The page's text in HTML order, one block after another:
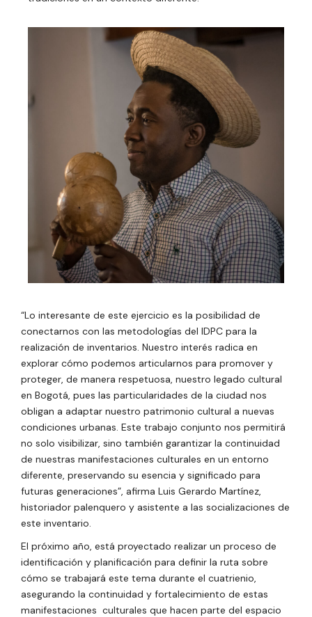
“Lo interesante de este ejercicio es la posibilidad de
conectarnos con las metodologías del IDPC para la
realización de inventarios. Nuestro interés radica en
explorar cómo podemos articularnos para promover y
proteger, de manera respetuosa, nuestro legado cultural
en Bogotá, pues las particularidades de la ciudad nos
obligan a adaptar nuestro patrimonio cultural a nuevas
condiciones urbanas. Este trabajo conjunto nos permitirá
no solo visibilizar, sino también garantizar la continuidad
de nuestras manifestaciones culturales en un entorno
diferente, preservando su esencia y significado para
futuras generaciones”, afirma Luis Gerardo Martínez,
historiador palenquero y asistente a las socializaciones de
este inventario.
El próximo año, está proyectado realizar un proceso de
identificación y planificación para definir la ruta sobre
cómo se trabajará este tema durante el cuatrienio,
asegurando la continuidad y fortalecimiento de estas
manifestaciones culturales que hacen parte del espacio